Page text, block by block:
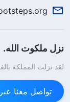
نزل ملكوت الله.
لقد نزلت المملكة
تواصل معنا عبر Messenger